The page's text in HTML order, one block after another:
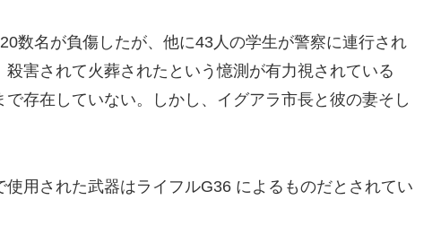
数名が負傷したが、他に43人の学生が警察に連行され
害されて火葬されたという憶測が有力視されている
存在していない。しかし、イグアラ市長と彼の妻そし
用された武器はライフルG36 によるものだとされてい